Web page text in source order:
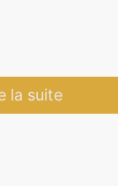
€.
la suite